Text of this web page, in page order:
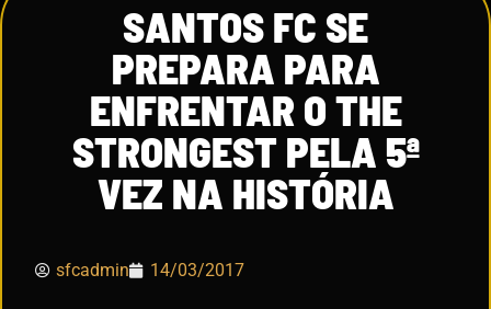
SANTOS FC SE
PREPARA PARA
ENFRENTAR O THE
STRONGEST PELA 5ª
VEZ NA HISTÓRIA
sfcadmin 14/03/2017